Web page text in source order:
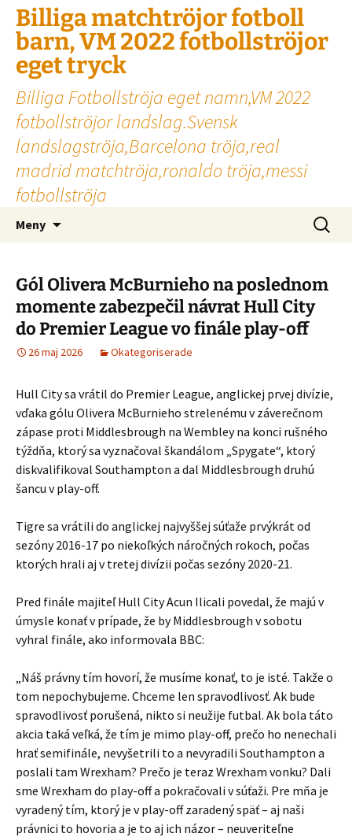
Billiga matchtröjor fotboll
barn, VM 2022 fotbollströjor
eget tryck
Billiga Fotbollströja eget namn,VM 2022
fotbollströjor landslag.Svensk
landslagströja,Barcelona tröja,real
madrid matchtröja,ronaldo tröja,messi
fotbollströja
Meny
Sök
efter:
Gól Olivera McBurnieho na poslednom
momente zabezpečil návrat Hull City
do Premier League vo finále play-off
26 maj 2026 Okategoriserade
Hull City sa vrátil do Premier League, anglickej prvej divízie,
vďaka gólu Olivera McBurnieho strelenému v záverečnom
zápase proti Middlesbrough na Wembley na konci rušného
týždňa, ktorý sa vyznačoval škandálom „Spygate“, ktorý
diskvalifikoval Southampton a dal Middlesbrough druhú
šancu v play-off.
Tigre sa vrátili do anglickej najvyššej súťaže prvýkrát od
sezóny 2016-17 po niekoľkých náročných rokoch, počas
ktorých hrali aj v tretej divízii počas sezóny 2020-21.
Pred finále majiteľ Hull City Acun Ilicali povedal, že majú v
úmysle konať v prípade, že by Middlesbrough v sobotu
vyhral finále, ako informovala BBC:
„Náš právny tím hovorí, že musíme konať, to je isté. Takže o
tom nepochybujeme. Chceme len spravodlivosť. Ak bude
spravodlivosť porušená, nikto si neužije futbal. Ak bola táto
akcia taká veľká, že tím je mimo play-off, prečo ho nenechali
hrať semifinále, nevyšetrili to a nevyradili Southampton a
poslali tam Wrexham? Prečo je teraz Wrexham vonku? Dali
sme Wrexham do play-off a pokračovali v súťaži. Pre mňa je
vyradený tím, ktorý je v play-off zaradený späť – aj naši
právnici to hovoria a je to aj ich názor – neuveriteľne